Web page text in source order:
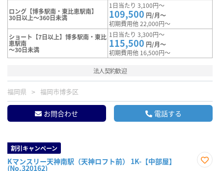
ロング【博多駅南・東比恵駅南】
30日以上～360日未満
1日当たり 3,100円～
109,500 円/月～
初期費用他 22,000円～
ショート【7日以上】博多駅南・東比
恵駅南
～30日未満
1日当たり 3,300円～
115,500 円/月～
初期費用他 16,500円～
法人契約歓迎
福岡県 福岡市博多区
お問合わせ 電話する
割引キャンペーン
Kマンスリー天神南駅（天神ロフト前） 1K-【中部屋】
(No.320162)